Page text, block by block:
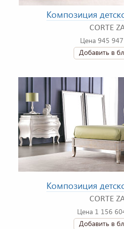
Композиция
CORTE
Цена 945
Добавить в
Композиция
CORTE
Цена 1 156
Добавить в